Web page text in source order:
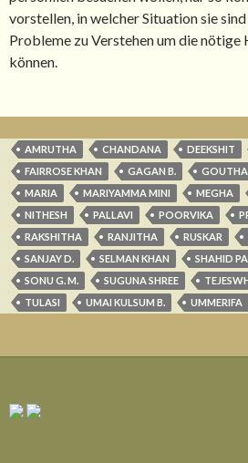
vorstellen, in welcher Situation sie
Probleme zu Verstehen um die nötige
können.
AMRUTHA CHANDANA DEEKSHIT
FAIRROSE KHAN
GAGAN B.
MARIA
MARIYAMMA MINI MEGHA
NITHESH
PALLAVI POORVIKA
RAKSHITHA
RANJITHA RUSKAR
SANJAY D.
SELMAN KHAN SHAHID
SONU G. M.
SUGUNA SHREE
TULASI
UMAI KULSUM B. UMMERIFA